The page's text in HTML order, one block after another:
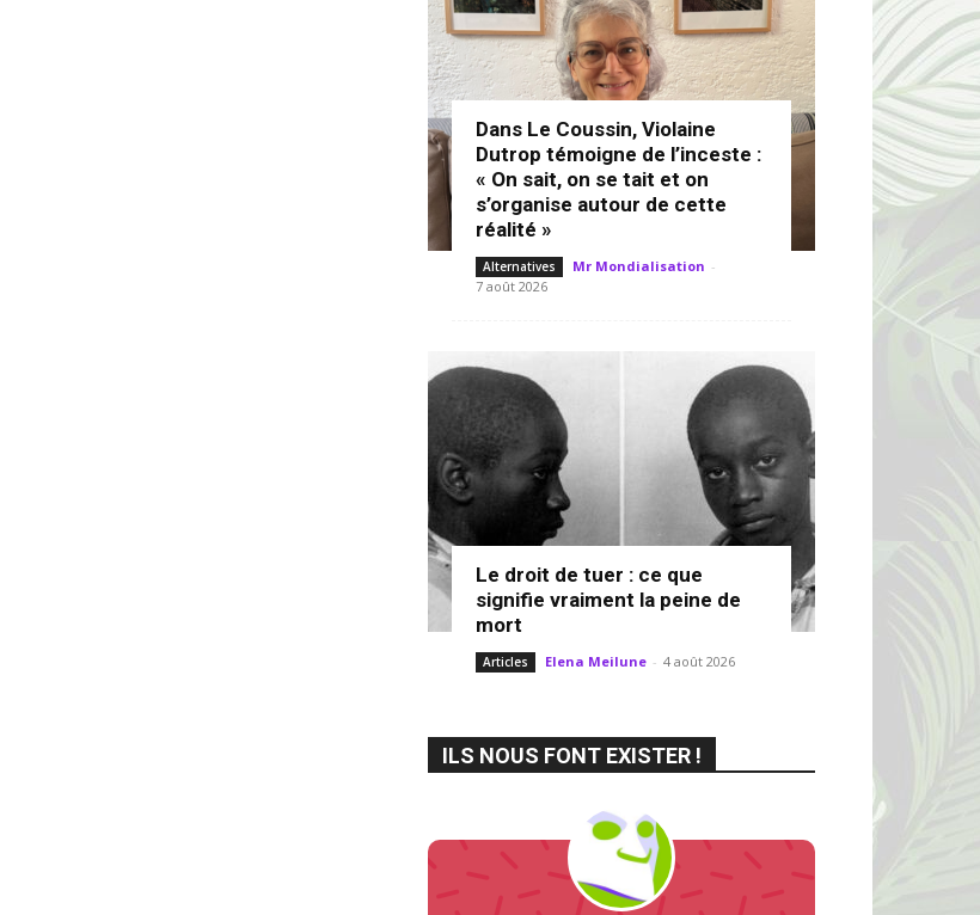
Dans Le Coussin, Violaine
Dutrop témoigne de l’inceste :
« On sait, on se tait et on
s’organise autour de cette
réalité »
Alternatives Mr Mondialisation -
7 août 2026
Le droit de tuer : ce que
signifie vraiment la peine de
mort
Articles Elena Meilune - 4 août 2026
ILS NOUS FONT EXISTER !